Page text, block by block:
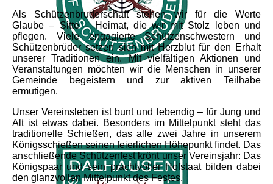
Als Schützenbruderschaft stehen wir für die Werte
Glaube – Sitte – Heimat, die wir mit Stolz leben und
pflegen. Viele engagierte Schützenschwestern und
Schützenbrüder setzen sich mit Herzblut für den Erhalt
unserer Traditionen ein. Mit vielfältigen Aktionen und
Veranstaltungen möchten wir die Menschen in unserer
Gemeinde begeistern und zur aktiven Teilhabe
ermutigen.
Unser Vereinsleben ist bunt und lebendig – für Jung und
Alt ist etwas dabei. Besonders im Mittelpunkt steht das
traditionelle Schießen, das alle zwei Jahre in unserem
Königsschießen seinen feierlichen Höhepunkt findet. Das
anschließende Schützenfest krönt unser Vereinsjahr: Das
Königspaar und sein prachtvoller Hofstaat bilden dabei
den glanzvollen Mittelpunkt des Festes.